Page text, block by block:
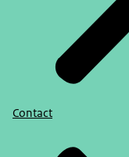
Contact